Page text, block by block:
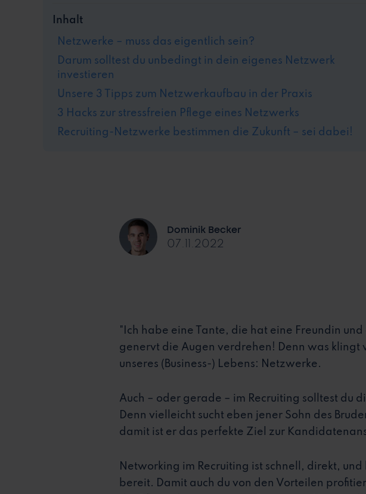
Inhalt
Netzwerke – muss das eigentlich sein?
Darum solltest du unbedingt in dein eigenes Netzwerk
investieren
Unsere 3 Tipps zum Netzwerkaufbau in der Praxis
3 Hacks zur stressfreien Pflege eines Netzwerks
Recruiting-Netzwerke bestimmen die Zukunft – sei dabei!
Dominik Becker
07.11.2022
"Ich habe eine Tante, die hat eine Freundin
genervt die Augen verdrehen! Denn was klingt
unseres (Business-) Lebens: Netzwerke.
Auch – oder gerade – im Recruiting solltest du
Denn vielleicht sucht eben jener Sohn des
damit ist er das perfekte Ziel zur
Networking im Recruiting ist schnell, direkt,
bereit. Damit auch du von den Vorteilen